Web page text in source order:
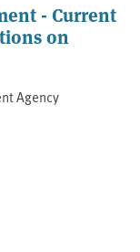
- Current
on
Agency